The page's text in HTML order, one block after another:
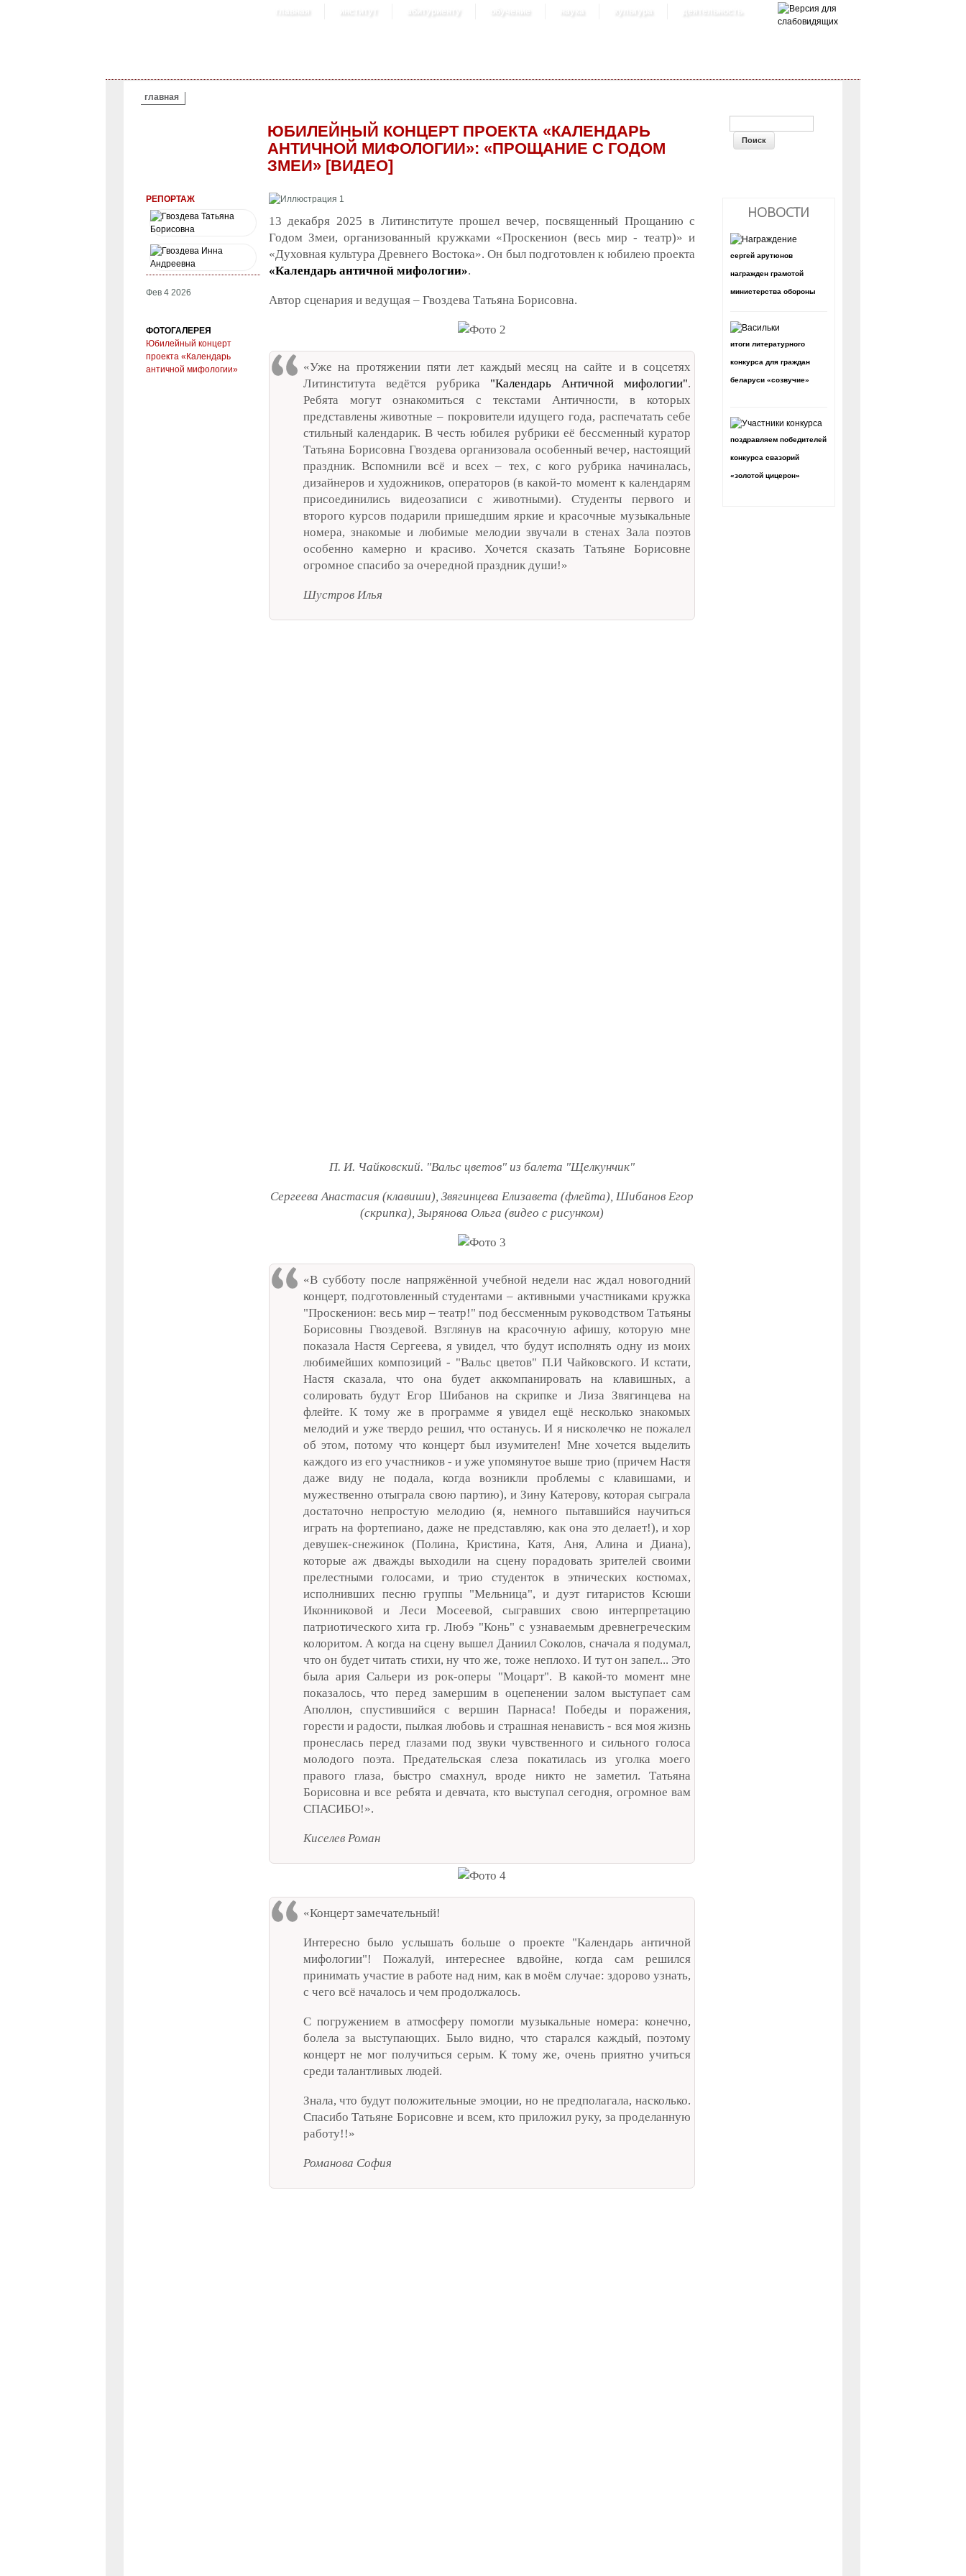
главная институт абитуриенту обучение наука культура деятельность
ВЫ ЗДЕСЬ
главная
ЮБИЛЕЙНЫЙ КОНЦЕРТ ПРОЕКТА «КАЛЕНДАРЬ
АНТИЧНОЙ МИФОЛОГИИ»: «ПРОЩАНИЕ С ГОДОМ
ЗМЕИ» [ВИДЕО]
РЕПОРТАЖ
Фев 4 2026
ФОТОГАЛЕРЕЯ
Юбилейный концерт
проекта «Календарь
античной мифологии»
13 декабря 2025 в Литинституте прошел вечер, посвященный Прощанию с
Годом Змеи, организованный кружками «Проскенион (весь мир - театр)» и
«Духовная культура Древнего Востока». Он был подготовлен к юбилею проекта
«Календарь античной мифологии».
Автор сценария и ведущая – Гвоздева Татьяна Борисовна.
«Уже на протяжении пяти лет каждый месяц на сайте и в соцсетях
Литинститута ведётся рубрика "Календарь Античной мифологии".
Ребята могут ознакомиться с текстами Античности, в которых
представлены животные – покровители идущего года, распечатать себе
стильный календарик. В честь юбилея рубрики её бессменный куратор
Татьяна Борисовна Гвоздева организовала особенный вечер, настоящий
праздник. Вспомнили всё и всех – тех, с кого рубрика начиналась,
дизайнеров и художников, операторов (в какой-то момент к календарям
присоединились видеозаписи с животными). Студенты первого и
второго курсов подарили пришедшим яркие и красочные музыкальные
номера, знакомые и любимые мелодии звучали в стенах Зала поэтов
особенно камерно и красиво. Хочется сказать Татьяне Борисовне
огромное спасибо за очередной праздник души!»
Шустров Илья
П. И. Чайковский. "Вальс цветов" из балета "Щелкунчик"
Сергеева Анастасия (клавиши), Звягинцева Елизавета (флейта), Шибанов Егор
(скрипка), Зырянова Ольга (видео с рисунком)
«В субботу после напряжённой учебной недели нас ждал новогодний
концерт, подготовленный студентами – активными участниками кружка
"Проскенион: весь мир – театр!" под бессменным руководством Татьяны
Борисовны Гвоздевой. Взглянув на красочную афишу, которую мне
показала Настя Сергеева, я увидел, что будут исполнять одну из моих
любимейших композиций - "Вальс цветов" П.И Чайковского. И кстати,
Настя сказала, что она будет аккомпанировать на клавишных, а
солировать будут Егор Шибанов на скрипке и Лиза Звягинцева на
флейте. К тому же в программе я увидел ещё несколько знакомых
мелодий и уже твердо решил, что останусь. И я нисколечко не пожалел
об этом, потому что концерт был изумителен! Мне хочется выделить
каждого из его участников - и уже упомянутое выше трио (причем Настя
даже виду не подала, когда возникли проблемы с клавишами, и
мужественно отыграла свою партию), и Зину Катерову, которая сыграла
достаточно непростую мелодию (я, немного пытавшийся научиться
играть на фортепиано, даже не представляю, как она это делает!), и хор
девушек-снежинок (Полина, Кристина, Катя, Аня, Алина и Диана),
которые аж дважды выходили на сцену порадовать зрителей своими
прелестными голосами, и трио студенток в этнических костюмах,
исполнивших песню группы "Мельница", и дуэт гитаристов Ксюши
Иконниковой и Леси Мосеевой, сыгравших свою интерпретацию
патриотического хита гр. Любэ "Конь" с узнаваемым древнегреческим
колоритом. А когда на сцену вышел Даниил Соколов, сначала я подумал,
что он будет читать стихи, ну что же, тоже неплохо. И тут он запел... Это
была ария Сальери из рок-оперы "Моцарт". В какой-то момент мне
показалось, что перед замершим в оцепенении залом выступает сам
Аполлон, спустившийся с вершин Парнаса! Победы и поражения,
горести и радости, пылкая любовь и страшная ненависть - вся моя жизнь
пронеслась перед глазами под звуки чувственного и сильного голоса
молодого поэта. Предательская слеза покатилась из уголка моего
правого глаза, быстро смахнул, вроде никто не заметил. Татьяна
Борисовна и все ребята и девчата, кто выступал сегодня, огромное вам
СПАСИБО!».
Киселев Роман
«Концерт замечательный!
Интересно было услышать больше о проекте "Календарь античной
мифологии"! Пожалуй, интереснее вдвойне, когда сам решился
принимать участие в работе над ним, как в моём случае: здорово узнать,
с чего всё началось и чем продолжалось.
С погружением в атмосферу помогли музыкальные номера: конечно,
болела за выступающих. Было видно, что старался каждый, поэтому
концерт не мог получиться серым. К тому же, очень приятно учиться
среди талантливых людей.
Знала, что будут положительные эмоции, но не предполагала, насколько.
Спасибо Татьяне Борисовне и всем, кто приложил руку, за проделанную
работу!!»
Романова София
ФОРМА ПОИСКА
НОВОСТИ
сергей арутюнов
награжден грамотой
министерства обороны
итоги литературного
конкурса для граждан
беларуси «созвучие»
поздравляем победителей
конкурса свазорий
«золотой цицерон»